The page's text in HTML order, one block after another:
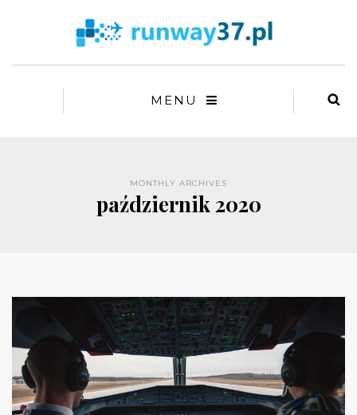
MENU
MONTHLY ARCHIVES
październik 2020